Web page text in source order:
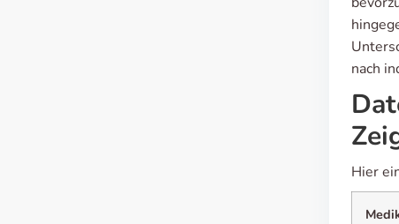
nach
Hier